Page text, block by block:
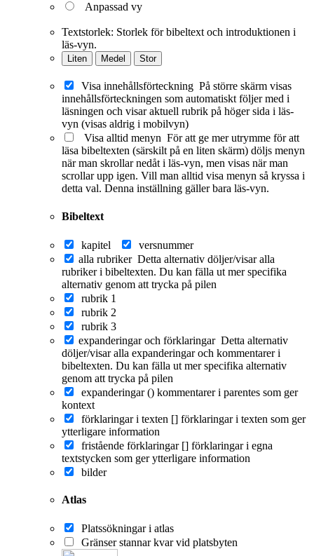
Anpassad vy
Textstorlek: Storlek för bibeltext och introduktionen i
läs-vyn.
Liten Medel Stor
Visa innehållsförteckning På större skärm visas
innehållsförteckningen som automatiskt följer med i
läsningen och visar aktuell rubrik på höger sida i läs-
vyn (visas aldrig i mobilvyn)
Visa alltid menyn För att ge mer utrymme för att
läsa bibeltexten (särskilt på en liten skärm) döljs menyn
när man skrollar nedåt i läs-vyn, men visas när man
scrollar upp igen. Vill man alltid visa menyn så kryssa i
detta val. Denna inställning gäller bara läs-vyn.
Bibeltext
kapitel
versnummer
alla rubriker Detta alternativ döljer/visar alla
rubriker i bibeltexten. Du kan fälla ut mer specifika
alternativ genom att trycka på pilen
rubrik 1
rubrik 2
rubrik 3
expanderingar och förklaringar Detta alternativ
döljer/visar alla expanderingar och kommentarer i
bibeltexten. Du kan fälla ut mer specifika alternativ
genom att trycka på pilen
expanderingar () kommentarer i parentes som ger
kontext
förklaringar i texten [] förklaringar i texten som ger
ytterligare information
fristående förklaringar [] förklaringar i egna
textstycken som ger ytterligare information
bilder
Atlas
Platssökningar i atlas
Gränser stannar kvar vid platsbyten